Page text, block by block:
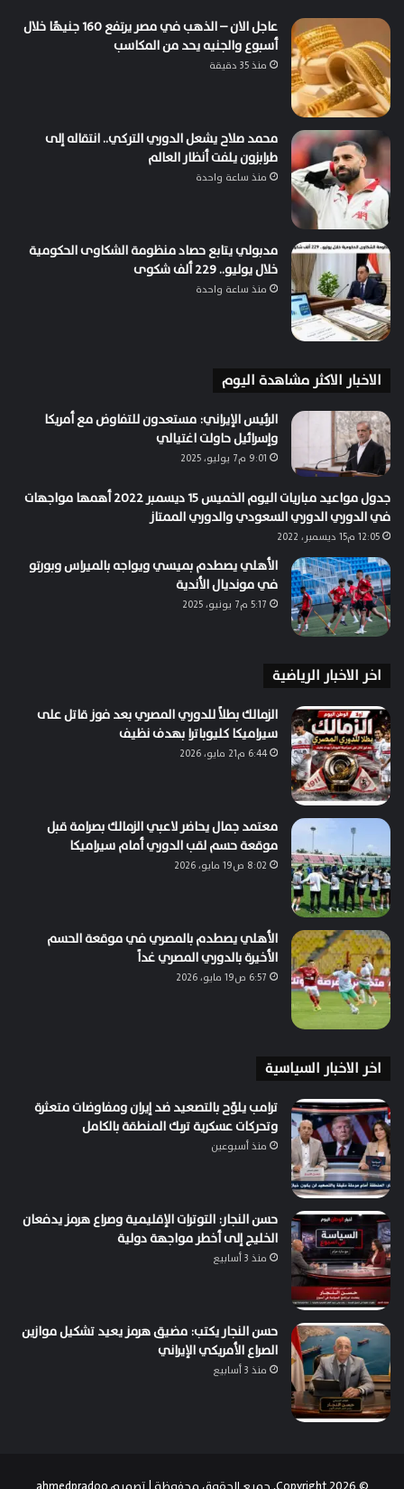
عاجل الان – الذهب في مصر يرتفع 160 جنيهًا خلال
أسبوع والجنيه يحد من المكاسب
منذ 35 دقيقة
محمد صلاح يشعل الدوري التركي.. انتقاله إلى
طرابزون يلفت أنظار العالم
منذ ساعة واحدة
مدبولي يتابع حصاد منظومة الشكاوى الحكومية
خلال يوليو.. 229 ألف شكوى
منذ ساعة واحدة
الاخبار الاكثر مشاهدة اليوم
الرئيس الإيراني: مستعدون للتفاوض مع أمريكا
وإسرائيل حاولت اغتيالي
9:01 م7 يوليو، 2025
جدول مواعيد مباريات اليوم الخميس 15 ديسمبر 2022 أهمها مواجهات
في الدوري الدوري السعودي والدوري الممتاز
12:05 م15 ديسمبر، 2022
الأهلي يصطدم بميسي ويواجه بالميراس وبورتو
في مونديال الأندية
5:17 م7 يونيو، 2025
اخر الاخبار الرياضية
الزمالك بطلاً للدوري المصري بعد فوز قاتل على
سيراميكا كليوباترا بهدف نظيف
6:44 م21 مايو، 2026
معتمد جمال يحاضر لاعبي الزمالك بصرامة قبل
موقعة حسم لقب الدوري أمام سيراميكا
8:02 ص19 مايو، 2026
الأهلي يصطدم بالمصري في موقعة الحسم
الأخيرة بالدوري المصري غداً
6:57 ص19 مايو، 2026
اخر الاخبار السياسية
ترامب يلوّح بالتصعيد ضد إيران ومفاوضات متعثرة
وتحركات عسكرية تربك المنطقة بالكامل
منذ أسبوعين
حسن النجار: التوترات الإقليمية وصراع هرمز يدفعان
الخليج إلى أخطر مواجهة دولية
منذ 3 أسابيع
حسن النجار يكتب: مضيق هرمز يعيد تشكيل موازين
الصراع الأمريكي الإيراني
منذ 3 أسابيع